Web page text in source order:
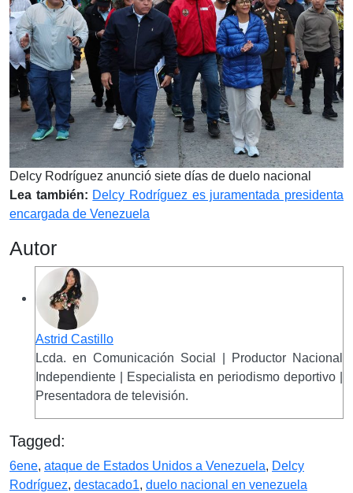
Delcy Rodríguez anunció siete días de duelo nacional
Lea también: Delcy Rodríguez es juramentada presidenta
encargada de Venezuela
Autor
Astrid Castillo
Lcda. en Comunicación Social | Productor Nacional
Independiente | Especialista en periodismo deportivo |
Presentadora de televisión.
Tagged:
6ene, ataque de Estados Unidos a Venezuela, Delcy
Rodríguez, destacado1, duelo nacional en venezuela